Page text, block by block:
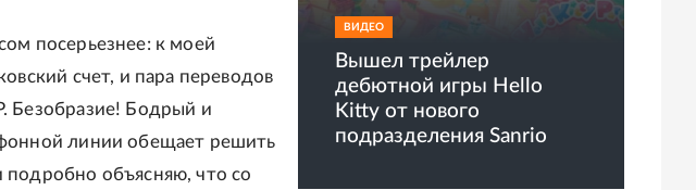
посерьезнее: к моей
счет, и пара переводов
Безобразие! Бодрый и
линии обещает решить
объясняю, что со
ВИДЕО
Вышел трейлер
дебютной игры Hello
Kitty от нового
подразделения Sanrio